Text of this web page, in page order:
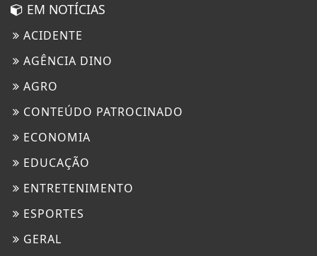
EM NOTÍCIAS
ACIDENTE
AGÊNCIA DINO
AGRO
CONTEÚDO PATROCINADO
ECONOMIA
EDUCAÇÃO
ENTRETENIMENTO
ESPORTES
GERAL